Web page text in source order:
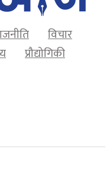
विचार
प्रौद्योगिकी